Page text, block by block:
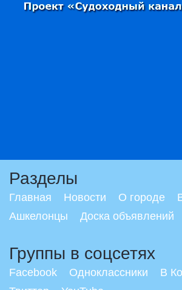
Разделы
Главная Новости О городе
Ашкелонцы
Доска объявлений
Группы в соцсетях
Facebook Одноклассники
В